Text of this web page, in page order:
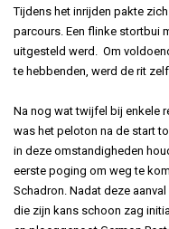
Tijdens het inrijden pakte
parcours. Een flinke stortbui
uitgesteld werd. Om
te hebbenden, werd de rit
Na nog wat twijfel bij enkele
was het peloton na de start
in deze omstandigheden
eerste poging om weg te
Schadron. Nadat deze
die zijn kans schoon zag